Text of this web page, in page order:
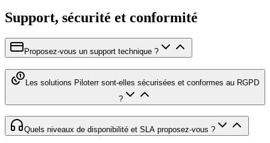
Support, sécurité et conformité
Proposez-vous un support technique ?
Les solutions Piloterr sont-elles sécurisées et conformes au RGPD
?
Quels niveaux de disponibilité et SLA proposez-vous ?